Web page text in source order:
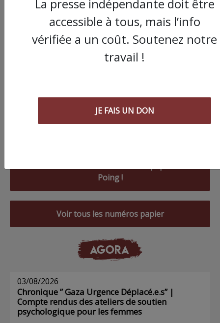
Poing !
Voir tous les numéros papier
AGORA
03/08/2026
Chronique ” Gaza Urgence Déplacé.e.s” |
Compte rendus des ateliers de soutien
psychologique pour les femmes
La presse indépendante doit être
accessible à tous, mais l’info
vérifiée a un coût. Soutenez notre
travail !
JE FAIS UN DON